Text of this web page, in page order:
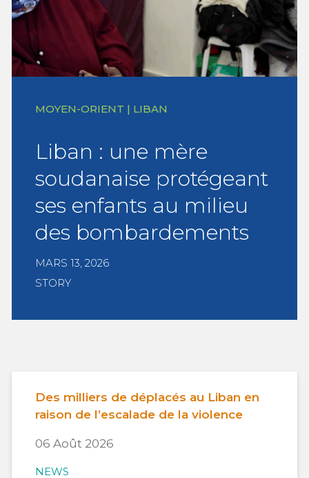
MOYEN-ORIENT | LIBAN
Liban : une mère
soudanaise protégeant
ses enfants au milieu
des bombardements
MARS 13, 2026
STORY
Des milliers de déplacés au Liban en
raison de l’escalade de la violence
06 Août 2026
NEWS